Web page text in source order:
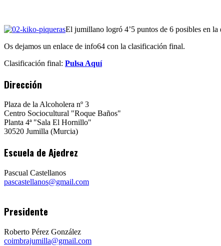
El jumillano logró 4’5 puntos de 6 posibles en
Os dejamos un enlace de info64 con la clasificación final.
Clasificación final: Pulsa Aquí
Dirección
Plaza de la Alcoholera nº 3
Centro Sociocultural "Roque Baños"
Planta 4ª "Sala El Hornillo"
30520 Jumilla (Murcia)
Escuela de Ajedrez
Pascual Castellanos
pascastellanos@gmail.com
Presidente
Roberto Pérez González
coimbrajumilla@gmail.com